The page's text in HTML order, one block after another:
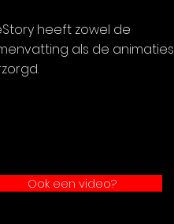
heeft zowel de
als de animaties
Ook een video?